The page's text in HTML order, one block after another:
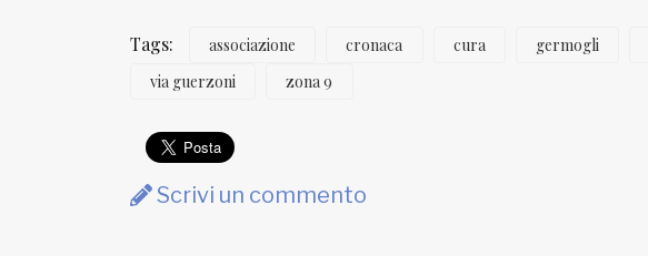
Tags: associazione cronaca cura germogli
via guerzoni
zona 9
Scrivi un commento